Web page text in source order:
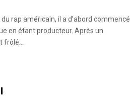
rap américain, il a d’abord commencé
en étant producteur. Après un